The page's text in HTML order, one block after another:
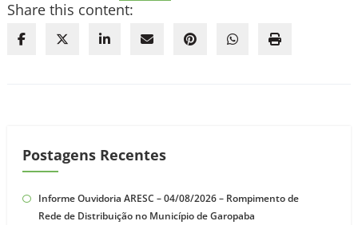
Share this content:
Postagens Recentes
Informe Ouvidoria ARESC – 04/08/2026 – Rompimento de
Rede de Distribuição no Município de Garopaba